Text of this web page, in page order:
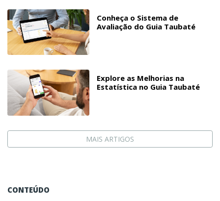
Conheça o Sistema de
Avaliação do Guia Taubaté
Explore as Melhorias na
Estatística no Guia Taubaté
MAIS ARTIGOS
CONTEÚDO